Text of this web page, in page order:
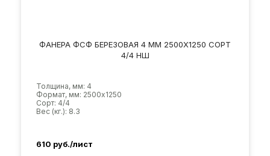
ФАНЕРА ФСФ БЕРЕЗОВАЯ 4 ММ 2500Х1250 СОРТ
4/4 НШ
Толщина, мм: 4
Формат, мм: 2500х1250
Сорт: 4/4
Вес (кг.): 8.3
610 руб./лист